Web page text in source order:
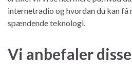
internetradio og hvordan du kan få
spændende teknologi.
Vi anbefaler